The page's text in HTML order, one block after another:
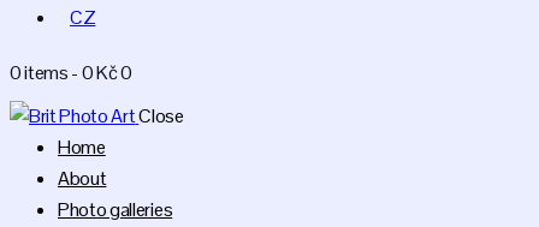
CZ
0 items-0 Kč0
Close
Home
About
Photo galleries